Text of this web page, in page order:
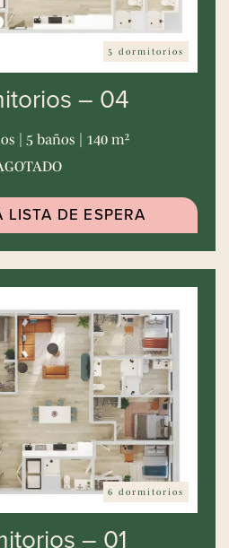
5 dormitorios
– 04
| 5 baños | 140 m²
LISTA DE ESPERA
6 dormitorios
– 01